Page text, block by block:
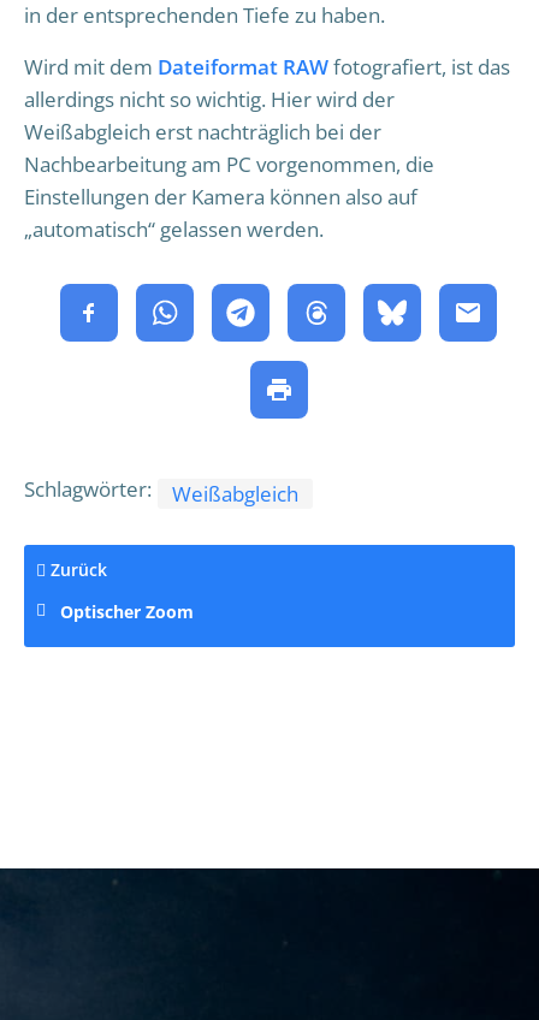
in der entsprechenden Tiefe zu haben.
Wird mit dem Dateiformat RAWfotografiert, ist das
allerdings nicht so wichtig. Hier wird der
Weißabgleich erst nachträglich bei der
Nachbearbeitung am PC vorgenommen, die
Einstellungen der Kamera können also auf
„automatisch“ gelassen werden.
Schlagwörter: Weißabgleich
Zurück
Optischer Zoom